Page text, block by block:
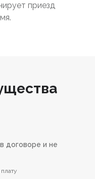
приезд
договоре и не